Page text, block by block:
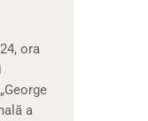
ora
a